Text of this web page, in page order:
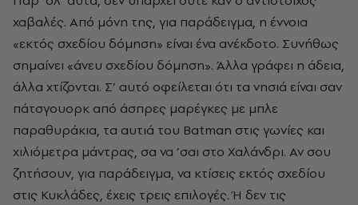
χαβαλές. Από μόνη της, για παράδειγμα, η έννοια
«εκτός σχεδίου δόμηση» είναι ένα ανέκδοτο. Συνήθως
σημαίνει «άνευ σχεδίου δόμηση». Άλλα γράφει η άδεια,
άλλα χτίζονται. Σ’ αυτό οφείλεται ότι τα νησιά είναι σαν
πάτσγουορκ από άσπρες μαρέγκες με μπλε
παραθυράκια, τα αυτιά του Batman στις γωνίες και
χιλιόμετρα μάντρας, σα να ’σαι στο Χαλάνδρι. Αν σου
ζητήσουν, για παράδειγμα, να κτίσεις εκτός σχεδίου
στις Κυκλάδες, έχεις τρεις επιλογές. Ή δεν τις